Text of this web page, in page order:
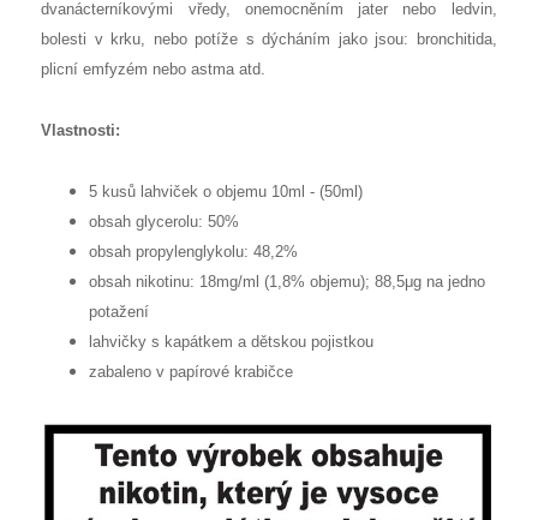
dvanácterníkovými vředy, onemocněním jater nebo ledvin,
bolesti v krku, nebo potíže s dýcháním jako jsou: bronchitida,
plicní emfyzém nebo astma atd.
Vlastnosti:
5 kusů lahviček o objemu 10ml - (50ml)
obsah glycerolu: 50%
obsah propylenglykolu: 48,2%
obsah nikotinu: 18mg/ml (1,8% objemu); 88,5μg na jedno
potažení
lahvičky s kapátkem a dětskou pojistkou
zabaleno v papírové krabičce